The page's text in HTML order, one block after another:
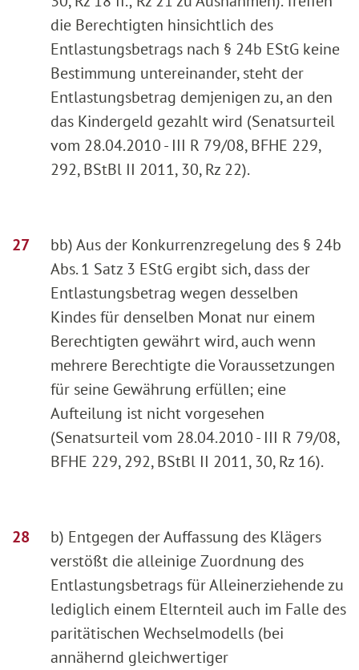
die Berechtigten hinsichtlich des
Entlastungsbetrags nach § 24b EStG keine
Bestimmung untereinander, steht der
Entlastungsbetrag demjenigen zu, an den
das Kindergeld gezahlt wird (Senatsurteil
vom 28.04.2010 - III R 79/08, BFHE 229,
292, BStBl II 2011, 30, Rz 22).
bb) Aus der Konkurrenzregelung des § 24b
Abs. 1 Satz 3 EStG ergibt sich, dass der
Entlastungsbetrag wegen desselben
Kindes für denselben Monat nur einem
Berechtigten gewährt wird, auch wenn
mehrere Berechtigte die Voraussetzungen
für seine Gewährung erfüllen; eine
Aufteilung ist nicht vorgesehen
(Senatsurteil vom 28.04.2010 - III R 79/08,
BFHE 229, 292, BStBl II 2011, 30, Rz 16).
b) Entgegen der Auffassung des Klägers
verstößt die alleinige Zuordnung des
Entlastungsbetrags für Alleinerziehende zu
lediglich einem Elternteil auch im Falle des
paritätischen Wechselmodells (bei
annähernd gleichwertiger